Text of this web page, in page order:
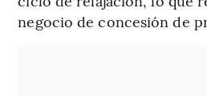
negocio de concesión de